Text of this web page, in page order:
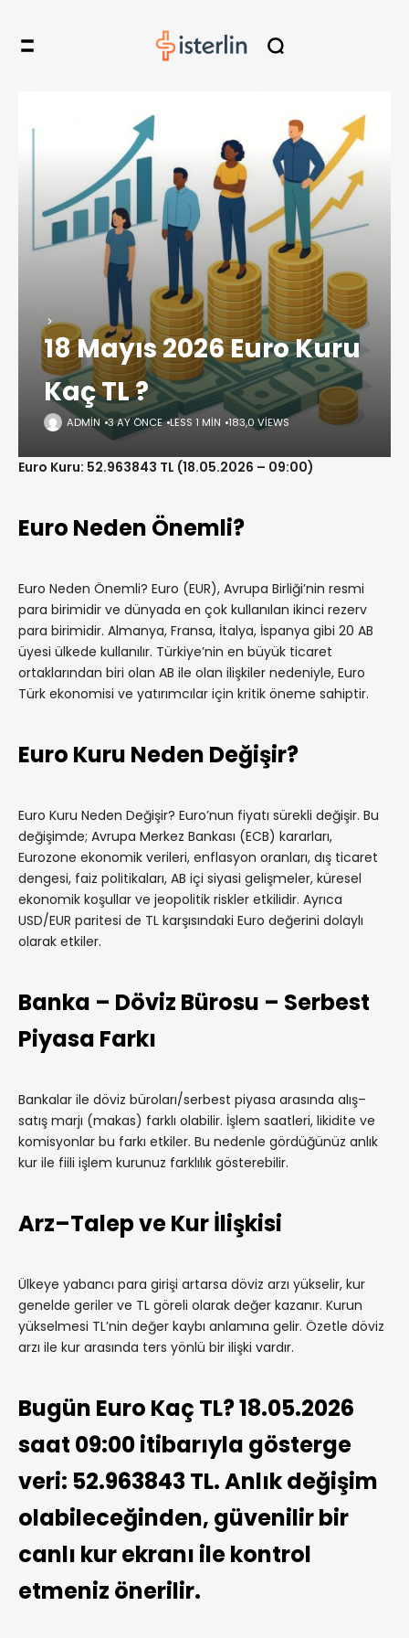
18 Mayıs 2026 Euro Kuru
Kaç TL ?
ADMIN 3 AY ÖNCE LESS 1 MIN 183,0 VIEWS
Euro Kuru: 52.963843 TL (18.05.2026 – 09:00)
Euro Neden Önemli?
Euro Neden Önemli? Euro (EUR), Avrupa Birliği’nin resmi
para birimidir ve dünyada en çok kullanılan ikinci rezerv
para birimidir. Almanya, Fransa, İtalya, İspanya gibi 20 AB
üyesi ülkede kullanılır. Türkiye’nin en büyük ticaret
ortaklarından biri olan AB ile olan ilişkiler nedeniyle, Euro
Türk ekonomisi ve yatırımcılar için kritik öneme sahiptir.
Euro Kuru Neden Değişir?
Euro Kuru Neden Değişir? Euro’nun fiyatı sürekli değişir. Bu
değişimde; Avrupa Merkez Bankası (ECB) kararları,
Eurozone ekonomik verileri, enflasyon oranları, dış ticaret
dengesi, faiz politikaları, AB içi siyasi gelişmeler, küresel
ekonomik koşullar ve jeopolitik riskler etkilidir. Ayrıca
USD/EUR paritesi de TL karşısındaki Euro değerini dolaylı
olarak etkiler.
Banka – Döviz Bürosu – Serbest
Piyasa Farkı
Bankalar ile döviz büroları/serbest piyasa arasında alış–
satış marjı (makas) farklı olabilir. İşlem saatleri, likidite ve
komisyonlar bu farkı etkiler. Bu nedenle gördüğünüz anlık
kur ile fiili işlem kurunuz farklılık gösterebilir.
Arz–Talep ve Kur İlişkisi
Ülkeye yabancı para girişi artarsa döviz arzı yükselir, kur
genelde geriler ve TL göreli olarak değer kazanır. Kurun
yükselmesi TL’nin değer kaybı anlamına gelir. Özetle döviz
arzı ile kur arasında ters yönlü bir ilişki vardır.
Bugün Euro Kaç TL? 18.05.2026
saat 09:00 itibarıyla gösterge
veri: 52.963843 TL. Anlık değişim
olabileceğinden, güvenilir bir
canlı kur ekranı ile kontrol
etmeniz önerilir.